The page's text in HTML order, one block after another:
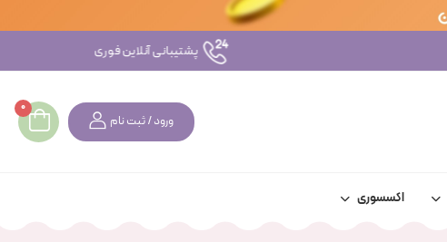
پشتیبانی آنلاین فوری
ورود / ثبت نام
0
اکسسوری